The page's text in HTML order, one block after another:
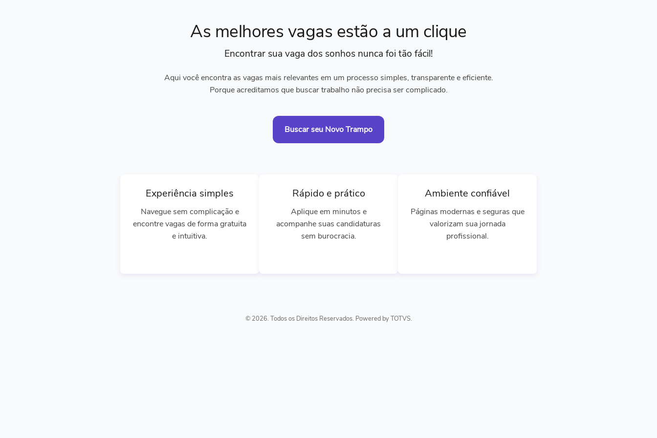
As melhores vagas estão a um clique
Encontrar sua vaga dos sonhos nunca foi tão fácil!
Aqui você encontra as vagas mais relevantes em um processo simples, transparente e eficiente.
Porque acreditamos que buscar trabalho não precisa ser complicado.
Buscar seu Novo Trampo
Experiência simples
Navegue sem complicação e
encontre vagas de forma gratuita
e intuitiva.
Rápido e prático
Aplique em minutos e
acompanhe suas candidaturas
sem burocracia.
Ambiente confiável
Páginas modernas e seguras que
valorizam sua jornada
profissional.
© 2026. Todos os Direitos Reservados. Powered by TOTVS.